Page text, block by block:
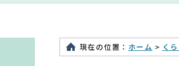
現在の位置： ホーム > く